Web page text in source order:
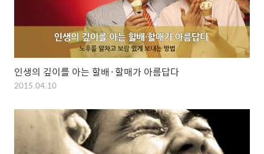
인생의 깊이를 아는 할배·할매가 아름답다
2015.04.10